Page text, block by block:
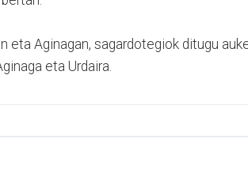
eta Aginagan, sagardotegiok ditugu
eta Urdaira.